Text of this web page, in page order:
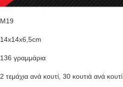
M19
14x14x6,5cm
136 γραμμάρια
2 τεμάχια ανά κουτί, 30 κουτιά ανά κουτί